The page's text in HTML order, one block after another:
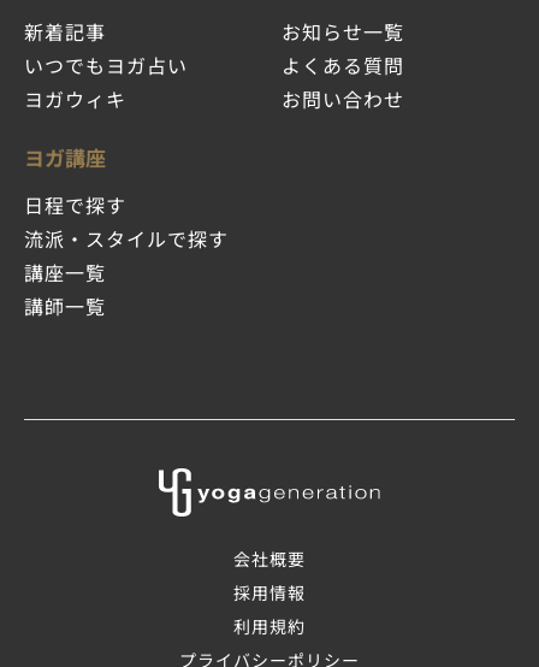
新着記事
いつでもヨガ占い
ヨガウィキ
ヨガ講座
日程で探す
流派・スタイルで探す
講座一覧
講師一覧
お知らせ一覧
よくある質問
お問い合わせ
会社概要
採用情報
利用規約
プライバシーポリシー